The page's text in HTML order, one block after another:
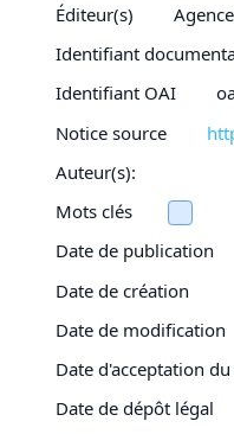
Éditeur(s)
Identifiant
Identifiant OAI
Notice source
Auteur(s):
Mots clés
Date de publication
Date de création
Date de modification
Date d'acceptation
Date de dépôt légal